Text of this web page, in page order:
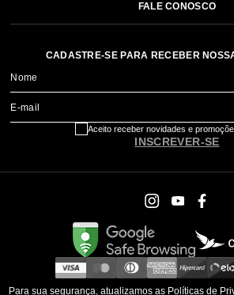
FALE CONOSCO
CADASTRE-SE PARA RECEBER
Nome
E-mail
INSCREVER-SE
Aceito receber novidades e
Para sua segurança, atualizamos as Políticas de